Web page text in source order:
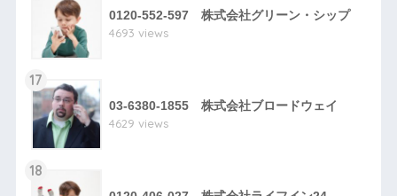
0120-552-597 株式会社グリーン・シップ
4693 views
17
03-6380-1855 株式会社ブロードウェイ
4629 views
18